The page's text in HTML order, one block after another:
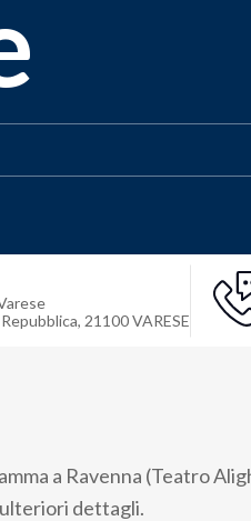
Repubblica, 21100VARESE
a Ravenna (Teatro
dettagli.